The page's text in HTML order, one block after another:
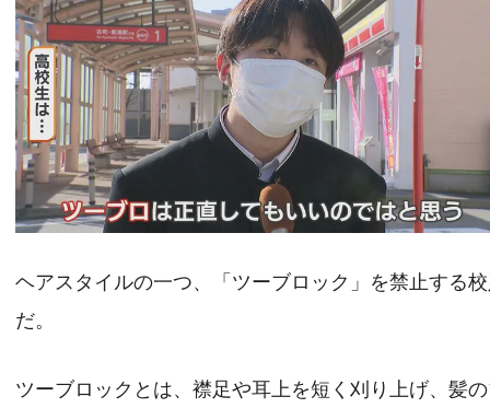
ヘアスタイルの一つ、「ツーブロック」を禁止する
だ。
ツーブロックとは、襟足や耳上を短く刈り上げ、髪